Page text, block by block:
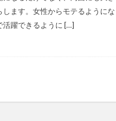
します。女性からモテるようにな
活躍できるように […]